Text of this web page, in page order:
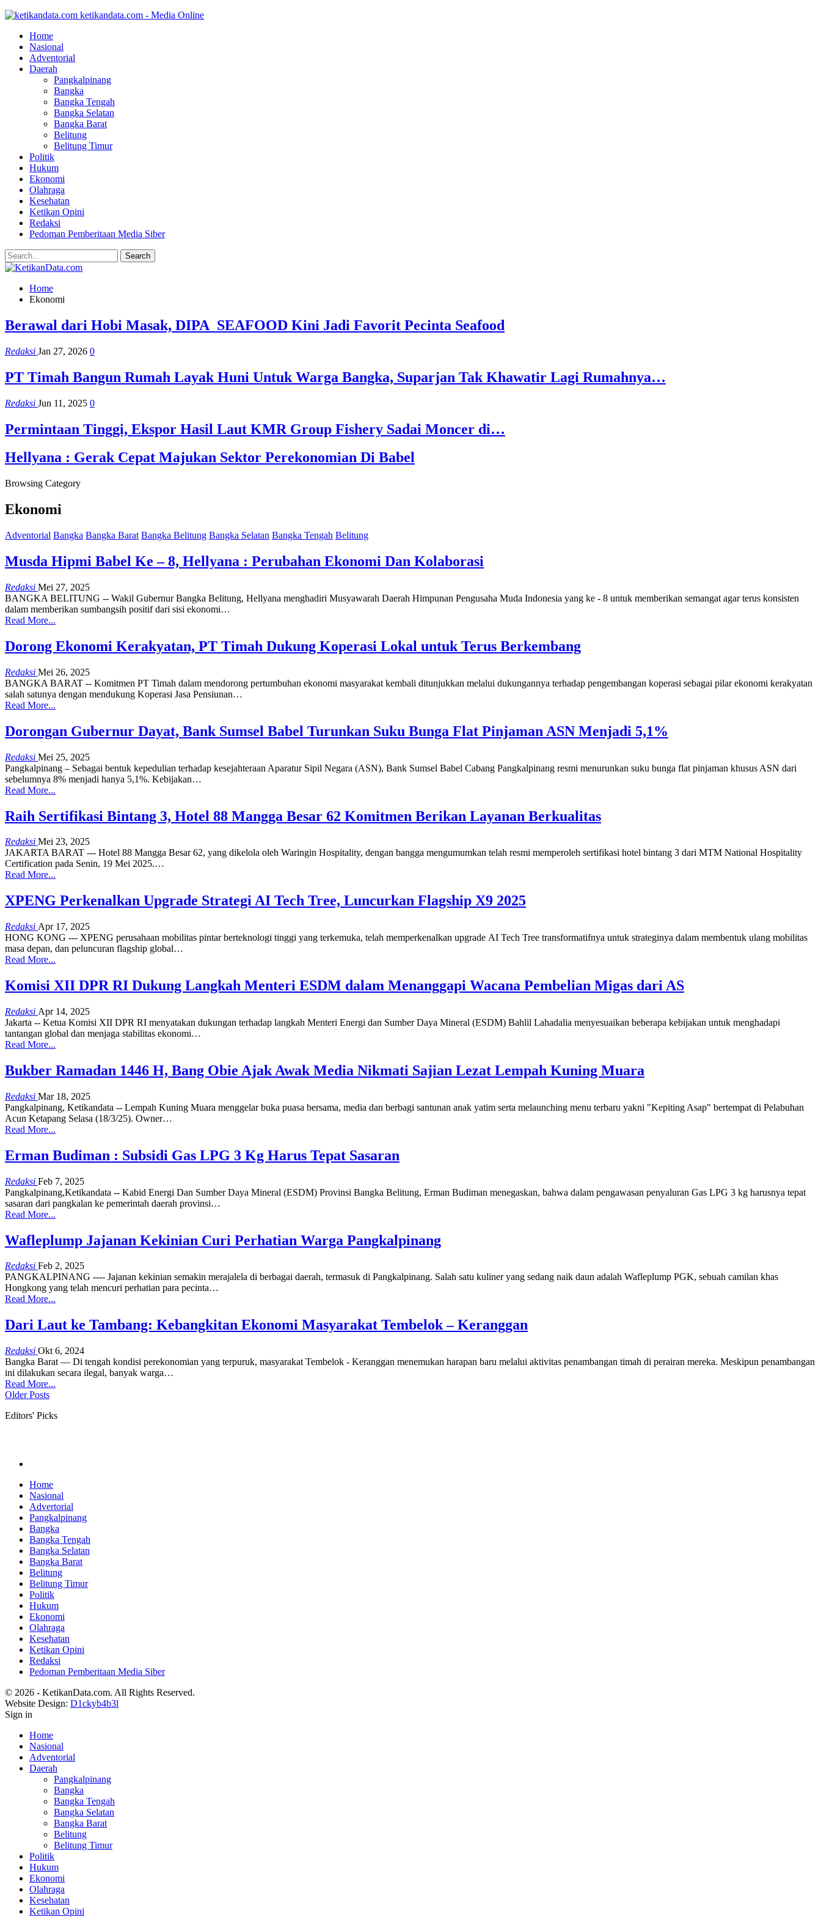
ketikandata.com - Media Online
Home
Nasional
Adventorial
Daerah
Pangkalpinang
Bangka
Bangka Tengah
Bangka Selatan
Bangka Barat
Belitung
Belitung Timur
Politik
Hukum
Ekonomi
Olahraga
Kesehatan
Ketikan Opini
Redaksi
Pedoman Pemberitaan Media Siber
Home
Ekonomi
Berawal dari Hobi Masak, DIPA_SEAFOOD Kini Jadi Favorit Pecinta Seafood
Redaksi Jan 27, 2026 0
PT Timah Bangun Rumah Layak Huni Untuk Warga Bangka, Suparjan Tak Khawatir Lagi Rumahnya…
Redaksi Jun 11, 2025 0
Permintaan Tinggi, Ekspor Hasil Laut KMR Group Fishery Sadai Moncer di…
Hellyana : Gerak Cepat Majukan Sektor Perekonomian Di Babel
Browsing Category
Ekonomi
Adventorial Bangka Bangka Barat Bangka Belitung Bangka Selatan Bangka Tengah Belitung
Musda Hipmi Babel Ke – 8, Hellyana : Perubahan Ekonomi Dan Kolaborasi
Redaksi Mei 27, 2025
BANGKA BELITUNG -- Wakil Gubernur Bangka Belitung, Hellyana menghadiri Musyawarah Daerah Himpunan Pengusaha Muda Indonesia yang ke - 8 untuk memberikan semangat agar terus konsisten
dalam memberikan sumbangsih positif dari sisi ekonomi…
Read More...
Dorong Ekonomi Kerakyatan, PT Timah Dukung Koperasi Lokal untuk Terus Berkembang
Redaksi Mei 26, 2025
BANGKA BARAT -- Komitmen PT Timah dalam mendorong pertumbuhan ekonomi masyarakat kembali ditunjukkan melalui dukungannya terhadap pengembangan koperasi sebagai pilar ekonomi kerakyatan
salah satunya dengan mendukung Koperasi Jasa Pensiunan…
Read More...
Dorongan Gubernur Dayat, Bank Sumsel Babel Turunkan Suku Bunga Flat Pinjaman ASN Menjadi 5,1%
Redaksi Mei 25, 2025
Pangkalpinang – Sebagai bentuk kepedulian terhadap kesejahteraan Aparatur Sipil Negara (ASN), Bank Sumsel Babel Cabang Pangkalpinang resmi menurunkan suku bunga flat pinjaman khusus ASN dari
sebelumnya 8% menjadi hanya 5,1%. Kebijakan…
Read More...
Raih Sertifikasi Bintang 3, Hotel 88 Mangga Besar 62 Komitmen Berikan Layanan Berkualitas
Redaksi Mei 23, 2025
JAKARTA BARAT --- Hotel 88 Mangga Besar 62, yang dikelola oleh Waringin Hospitality, dengan bangga mengumumkan telah resmi memperoleh sertifikasi hotel bintang 3 dari MTM National Hospitality
Certification pada Senin, 19 Mei 2025.…
Read More...
XPENG Perkenalkan Upgrade Strategi AI Tech Tree, Luncurkan Flagship X9 2025
Redaksi Apr 17, 2025
HONG KONG --- XPENG perusahaan mobilitas pintar berteknologi tinggi yang terkemuka, telah memperkenalkan upgrade AI Tech Tree transformatifnya untuk strateginya dalam membentuk ulang mobilitas
masa depan, dan peluncuran flagship global…
Read More...
Komisi XII DPR RI Dukung Langkah Menteri ESDM dalam Menanggapi Wacana Pembelian Migas dari AS
Redaksi Apr 14, 2025
Jakarta -- Ketua Komisi XII DPR RI menyatakan dukungan terhadap langkah Menteri Energi dan Sumber Daya Mineral (ESDM) Bahlil Lahadalia menyesuaikan beberapa kebijakan untuk menghadapi
tantangan global dan menjaga stabilitas ekonomi…
Read More...
Bukber Ramadan 1446 H, Bang Obie Ajak Awak Media Nikmati Sajian Lezat Lempah Kuning Muara
Redaksi Mar 18, 2025
Pangkalpinang, Ketikandata -- Lempah Kuning Muara menggelar buka puasa bersama, media dan berbagi santunan anak yatim serta melaunching menu terbaru yakni "Kepiting Asap" bertempat di Pelabuhan
Acun Ketapang Selasa (18/3/25). Owner…
Read More...
Erman Budiman : Subsidi Gas LPG 3 Kg Harus Tepat Sasaran
Redaksi Feb 7, 2025
Pangkalpinang,Ketikandata -- Kabid Energi Dan Sumber Daya Mineral (ESDM) Provinsi Bangka Belitung, Erman Budiman menegaskan, bahwa dalam pengawasan penyaluran Gas LPG 3 kg harusnya tepat
sasaran dari pangkalan ke pemerintah daerah provinsi…
Read More...
Wafleplump Jajanan Kekinian Curi Perhatian Warga Pangkalpinang
Redaksi Feb 2, 2025
PANGKALPINANG ---- Jajanan kekinian semakin merajalela di berbagai daerah, termasuk di Pangkalpinang. Salah satu kuliner yang sedang naik daun adalah Wafleplump PGK, sebuah camilan khas
Hongkong yang telah mencuri perhatian para pecinta…
Read More...
Dari Laut ke Tambang: Kebangkitan Ekonomi Masyarakat Tembelok – Keranggan
Redaksi Okt 6, 2024
Bangka Barat — Di tengah kondisi perekonomian yang terpuruk, masyarakat Tembelok - Keranggan menemukan harapan baru melalui aktivitas penambangan timah di perairan mereka. Meskipun penambangan
ini dilakukan secara ilegal, banyak warga…
Read More...
Older Posts
Editors' Picks
Home
Nasional
Advertorial
Pangkalpinang
Bangka
Bangka Tengah
Bangka Selatan
Bangka Barat
Belitung
Belitung Timur
Politik
Hukum
Ekonomi
Olahraga
Kesehatan
Ketikan Opini
Redaksi
Pedoman Pemberitaan Media Siber
© 2026 - KetikanData.com. All Rights Reserved.
Website Design: D1ckyb4b3l
Sign in
Home
Nasional
Adventorial
Daerah
Pangkalpinang
Bangka
Bangka Tengah
Bangka Selatan
Bangka Barat
Belitung
Belitung Timur
Politik
Hukum
Ekonomi
Olahraga
Kesehatan
Ketikan Opini